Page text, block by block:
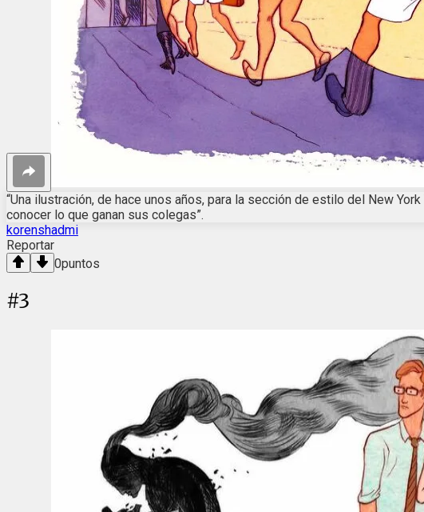
“Una ilustración, de hace unos años, para la sección de estilo del New
conocer lo que ganan sus colegas”.
korenshadmi
Reportar
0puntos
#3